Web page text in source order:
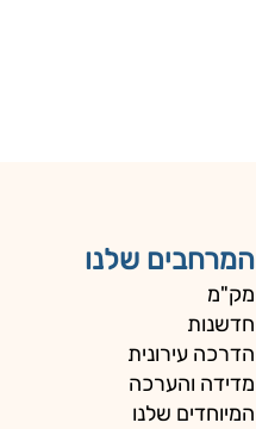
המרחבים שלנו
מק"מ
חדשנות
הדרכה עירונית
מדידה והערכה
המיוחדים שלנו